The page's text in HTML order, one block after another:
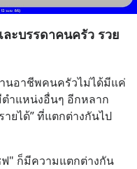
ะบรรดาคนครัว รวย
านอาชีพคนครัวไม่ได้มีแค่
ตำแหน่งอื่นๆ อีกหลาก
ยได้” ที่แตกต่างกันไป
" ก็มีความแตกต่างกัน